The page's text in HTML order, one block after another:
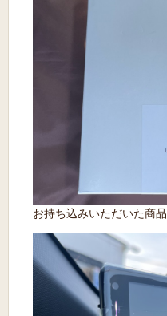
お持ち込みいただいた商品